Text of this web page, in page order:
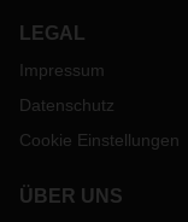
LEGAL
Impressum
Datenschutz
Cookie Einstellungen
ÜBER UNS